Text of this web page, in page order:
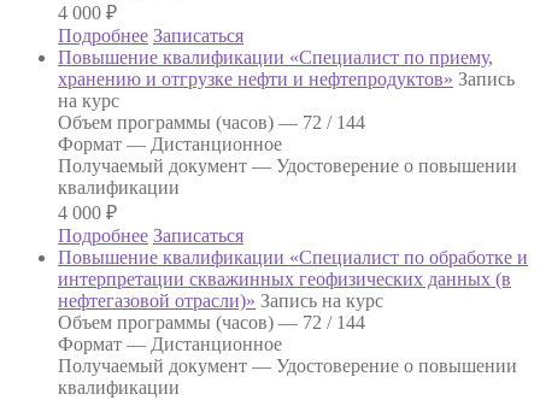
4 000 ₽
Подробнее Записаться
Повышение квалификации «Специалист по приему,
хранению и отгрузке нефти и нефтепродуктов» Запись
на курс
Объем программы (часов) — 72 / 144
Формат — Дистанционное
Получаемый документ — Удостоверение о повышении
квалификации
4 000 ₽
Подробнее Записаться
Повышение квалификации «Специалист по обработке и
интерпретации скважинных геофизических данных (в
нефтегазовой отрасли)» Запись на курс
Объем программы (часов) — 72 / 144
Формат — Дистанционное
Получаемый документ — Удостоверение о повышении
квалификации